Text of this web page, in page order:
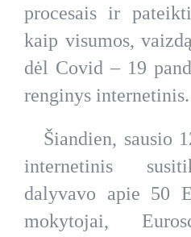
procesais ir
kaip visumos,
dėl Covid – 19
renginys internetinis.
Šiandien, sausio
internetinis
dalyvavo apie 50
mokytojai,